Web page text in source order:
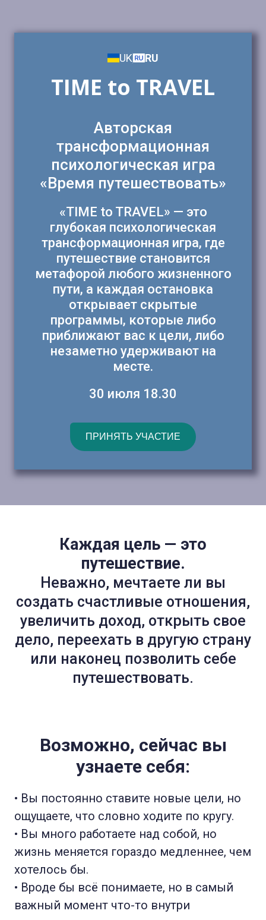
UK RU
TIME to TRAVEL
Авторская
трансформационная
психологическая игра
«Время путешествовать»
«TIME to TRAVEL» — это
глубокая психологическая
трансформационная игра, где
путешествие становится
метафорой любого жизненного
пути, а каждая остановка
открывает скрытые
программы, которые либо
приближают вас к цели, либо
незаметно удерживают на
месте.
30 июля 18.30
ПРИНЯТЬ УЧАСТИЕ
Каждая цель — это
путешествие.
Неважно, мечтаете ли вы
создать счастливые отношения,
увеличить доход, открыть свое
дело, переехать в другую страну
или наконец позволить себе
путешествовать.
Возможно, сейчас вы
узнаете себя:
• Вы постоянно ставите новые цели, но
ощущаете, что словно ходите по кругу.
• Вы много работаете над собой, но
жизнь меняется гораздо медленнее, чем
хотелось бы.
• Вроде бы всё понимаете, но в самый
важный момент что-то внутри